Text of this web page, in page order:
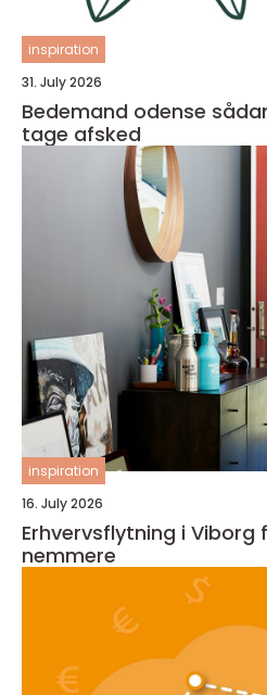
inspiration
31. July 2026
Bedemand odense sådan får du ro til at
tage afsked
inspiration
16. July 2026
Erhvervsflytning i
nemmere